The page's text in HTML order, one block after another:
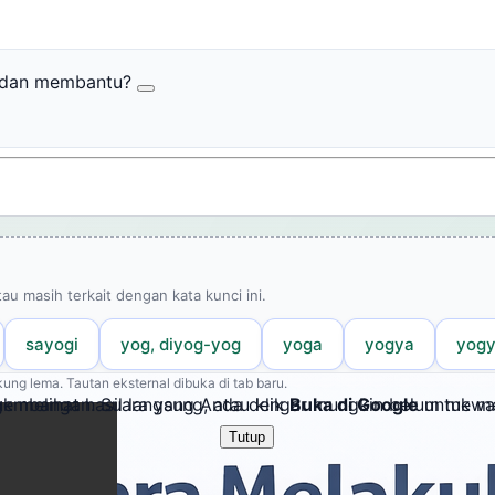
membantu?
lema. Tautan eksternal dibuka di tab baru.
Tutup
Suara yang Anda dengar mungkin belum
melihat hasil langsung, atau klikBuka di Googleuntuk
masih terkait dengan kata kunci ini.
sayogi yog, diyog-yog yoga yogya